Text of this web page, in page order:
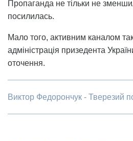
Пропаганда не тільки не
посилилась.
Мало того, активним каналом
адміністрація призедента
оточення.
Виктор Федорончук - Тверезий